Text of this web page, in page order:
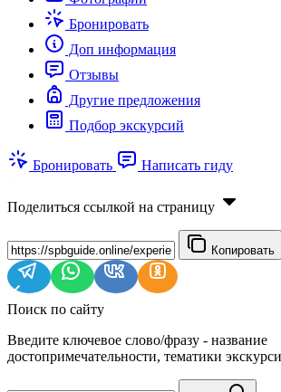
Бронировать
Доп информация
Отзывы
Другие предложения
Подбор экскурсий
Бронировать Написать гиду
Поделиться ссылкой на страницу
Копировать
Поиск по сайту
Введите ключевое слово/фразу - название
достопримечательности, тематики